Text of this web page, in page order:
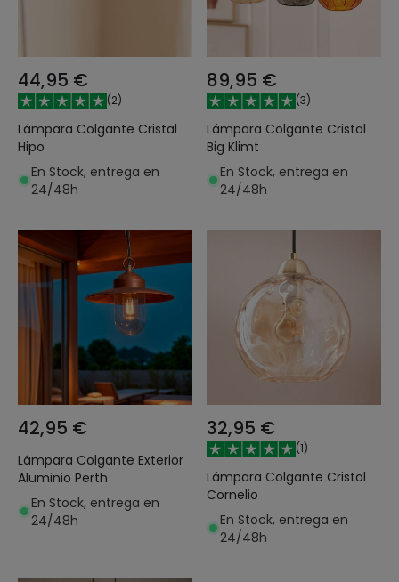
44,95 €
(2)
Lámpara Colgante Cristal
Hipo
En Stock, entrega en
24/48h
89,95 €
(3)
Lámpara Colgante Cristal
Big Klimt
En Stock, entrega en
24/48h
42,95 €
Lámpara Colgante Exterior
Aluminio Perth
En Stock, entrega en
24/48h
32,95 €
(1)
Lámpara Colgante Cristal
Cornelio
En Stock, entrega en
24/48h